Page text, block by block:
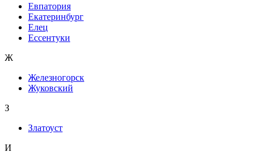
Евпатория
Екатеринбург
Елец
Ессентуки
Ж
Железногорск
Жуковский
З
Златоуст
И